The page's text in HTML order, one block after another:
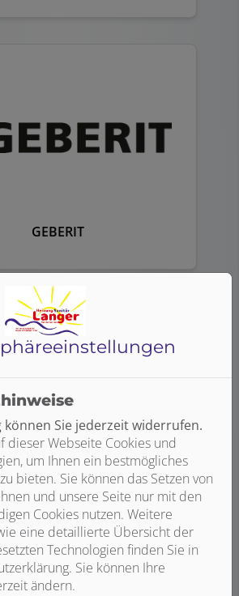
GEBERIT
HANSA
Sie jederzeit widerrufen.
dieser Webseite Cookies und
um Ihnen ein bestmögliches
bieten. Sie können das Setzen von
und unsere Seite nur mit den
Cookies nutzen. Weitere
eine detaillierte Übersicht der
Technologien finden Sie in
Sie können Ihre
ändern.